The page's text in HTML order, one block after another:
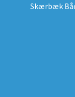
Skærbæk